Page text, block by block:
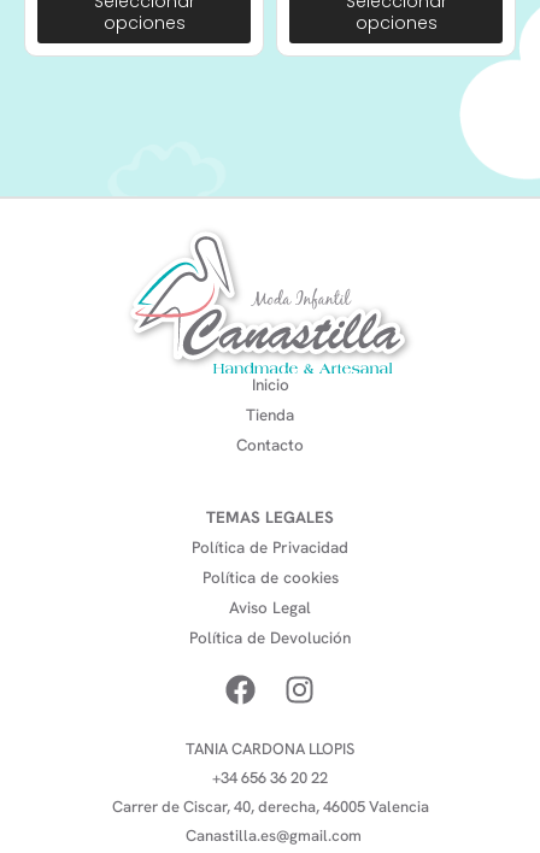
opciones
opciones
Inicio
Tienda
Contacto
TEMAS LEGALES
Política de Privacidad
Política de cookies
Aviso Legal
Política de Devolución
TANIA CARDONA LLOPIS
+34 656 36 20 22
Carrer de Ciscar, 40, derecha, 46005 Valencia
Canastilla.es@gmail.com